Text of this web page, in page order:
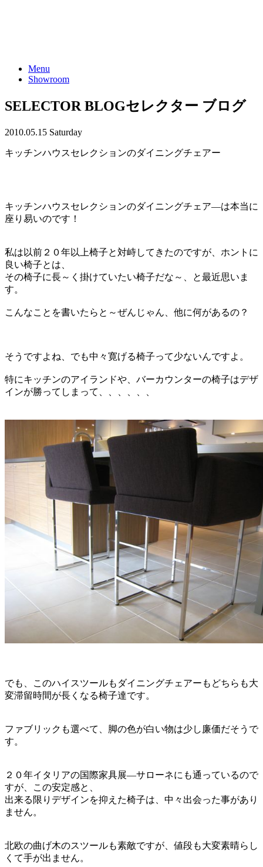
Menu
Showroom
SELECTOR BLOGセレクター ブログ
2010.05.15 Saturday
キッチンハウスセレクションのダイニングチェアー
キッチンハウスセレクションのダイニングチェア―は本当に
座り易いのです！
私は以前２０年以上椅子と対峙してきたのですが、ホントに
良い椅子とは、
その椅子に長～く掛けていたい椅子だな～、と最近思いま
す。
こんなことを書いたらと～ぜんじゃん、他に何があるの？
そうですよね、でも中々寛げる椅子って少ないんですよ。
特にキッチンのアイランドや、バーカウンターの椅子はデザ
インが勝ってしまって、、、、、、
でも、このハイスツールもダイニングチェアーもどちらも大
変滞留時間が長くなる椅子達です。
ファブリックも選べて、脚の色が白い物は少し廉価だそうで
す。
２０年イタリアの国際家具展―サローネにも通っているので
すが、この安定感と、
出来る限りデザインを抑えた椅子は、中々出会った事があり
ません。
北欧の曲げ木のスツールも素敵ですが、値段も大変素晴らし
くて手が出ません。